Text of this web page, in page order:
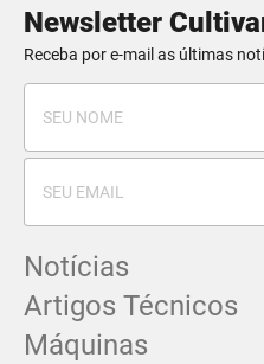
Newsletter
Receba por e-mail as últimas
Notícias
Artigos Técnicos
Máquinas